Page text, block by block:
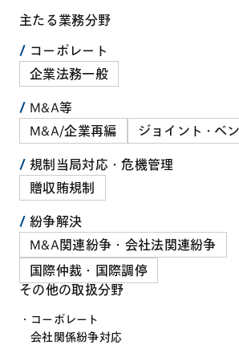
主たる業務分野
コーポレート
企業法務一般
M&A等
M&A/企業再編
ジョイント・ベ
規制当局対応・危機管理
贈収賄規制
紛争解決
M&A関連紛争・会社法関連紛争
国際仲裁・国際調停
その他の取扱分野
コーポレート
会社関係紛争対応